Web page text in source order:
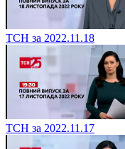
ТСН за 2022.11.18
ТСН за 2022.11.17